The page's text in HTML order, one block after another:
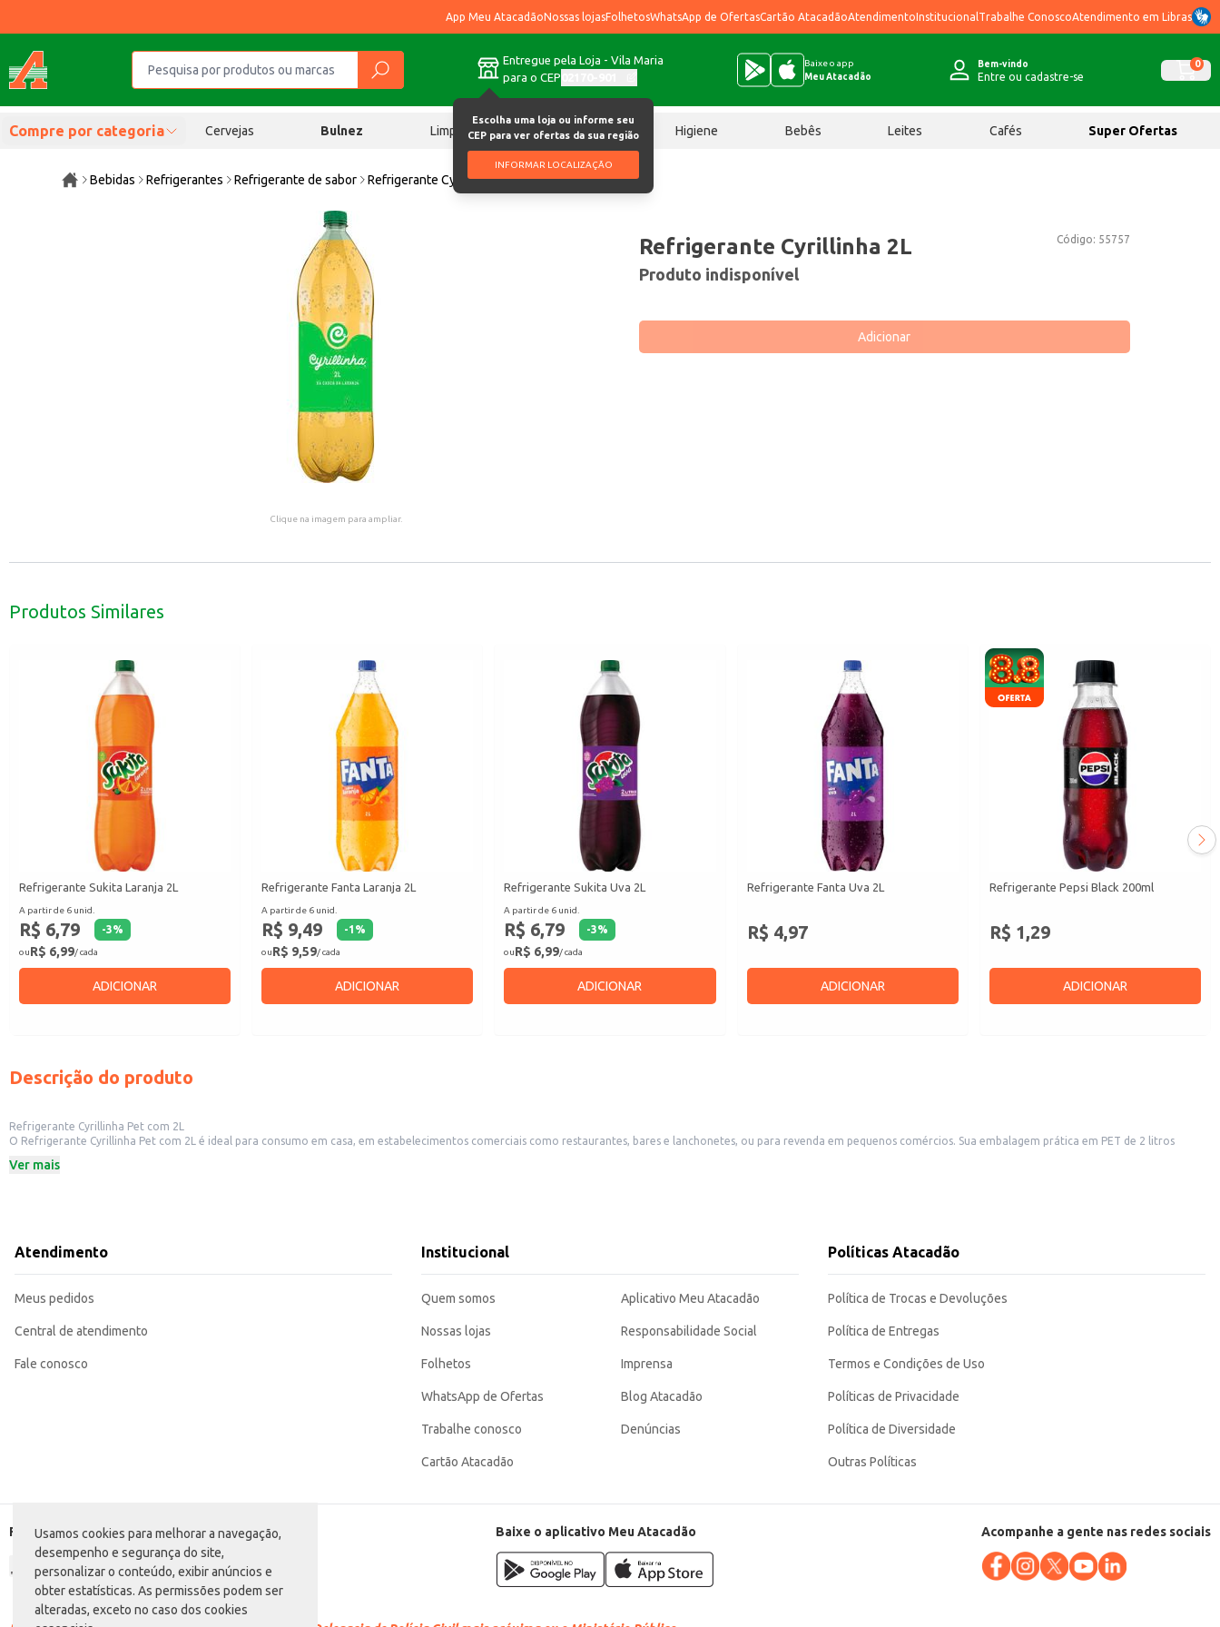
Usamos cookies para melhorar a navegação,
desempenho e segurança do site,
personalizar o conteúdo, exibir anúncios e
obter estatísticas. As permissões podem ser
alteradas, exceto no caso dos cookies
App Meu AtacadãoNossas lojasFolhetosWhatsApp de OfertasCartão AtacadãoAtendimentoInstitucional Trabalhe ConoscoAtendimento em Libras
Entregue pela Loja - Vila Maria
para o CEP
Escolha uma loja ou informe seu
CEP para ver ofertas da sua região
INFORMAR LOCALIZAÇÃO
Baixe o app
Meu Atacadão
Bem-vindo
Entre ou cadastre-se
0
Compre por categoria Cervejas Bulnez Limpeza Chocolates Higiene Bebês Leites Cafés Super Ofertas
Bebidas Refrigerantes Refrigerante de sabor Refrigerante Cyrillinha 2L
Clique na imagem para ampliar.
Código: 55757
Refrigerante Cyrillinha 2L
Produto indisponível
Adicionar
Produtos Similares
Refrigerante Sukita Laranja 2L
A partir de 6 unid.
R$ 6,79 -3%
ouR$ 6,99/ cada
ADICIONAR
Refrigerante Fanta Laranja 2L
A partir de 6 unid.
R$ 9,49 -1 %
ouR$ 9,59/ cada
ADICIONAR
Refrigerante Sukita Uva 2L
A partir de 6 unid.
R$ 6,79 -3%
ouR$ 6,99/ cada
ADICIONAR
Refrigerante Fanta Uva 2L
R$ 4,97
ADICIONAR
Refrigerante Pepsi Black 200ml
R$ 1,29
ADICIONAR
Descrição do produto
Refrigerante Cyrillinha Pet com 2L
O Refrigerante Cyrillinha Pet com 2L é ideal para consumo em casa, em estabelecimentos comerciais como restaurantes, bares e lanchonetes, ou para revenda em pequenos comércios. Sua embalagem prática em PET de 2 litros
Marca: Cyrilla
Perfeito para festas e eventos.
Pode ser armazenado em geladeira após aberto.
Ver mais
Atendimento
Meus pedidos
Central de atendimento
Fale conosco
Institucional
Quem somos
Nossas lojas
Folhetos
WhatsApp de Ofertas
Trabalhe conosco
Cartão Atacadão
Aplicativo Meu Atacadão
Responsabilidade Social
Imprensa
Blog Atacadão
Denúncias
Políticas Atacadão
Política de Trocas e Devoluções
Política de Entregas
Termos e Condições de Uso
Políticas de Privacidade
Política de Diversidade
Outras Políticas
Formas de pagamento Baixe o aplicativo Meu Atacadão Acompanhe a gente nas redes sociais